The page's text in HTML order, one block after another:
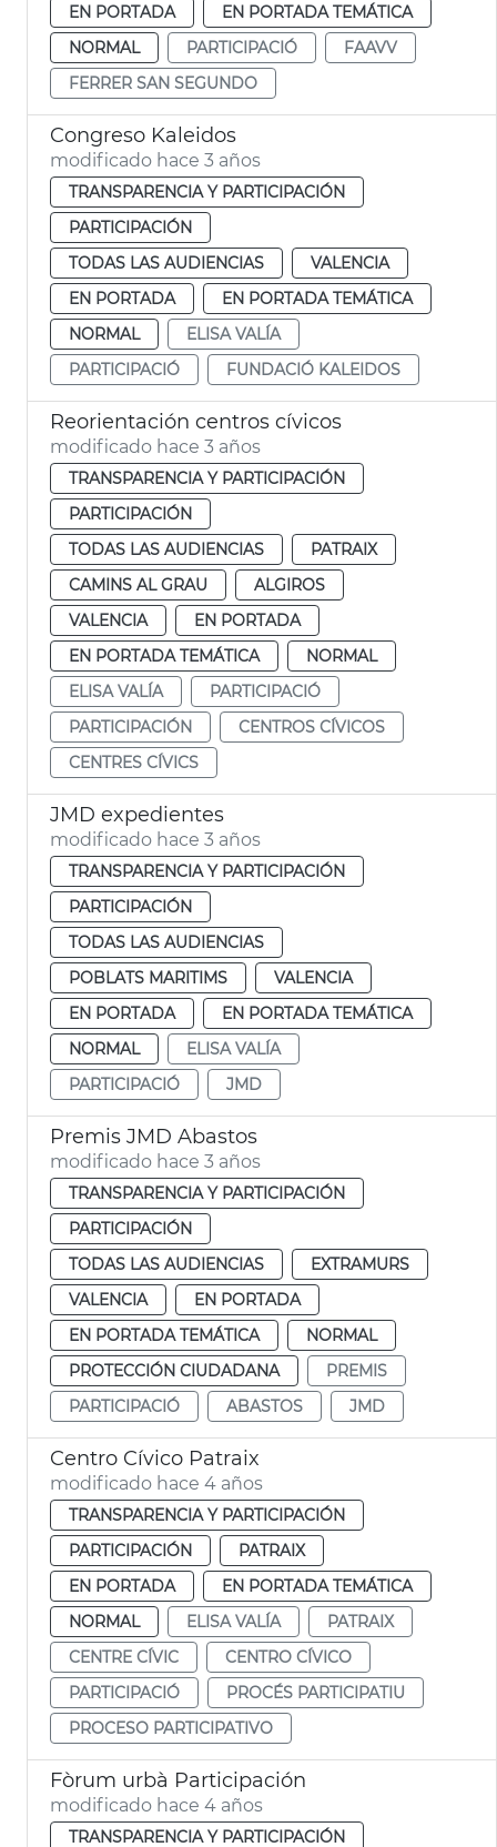
EN PORTADA
EN PORTADA TEMÁTICA
NORMAL
PARTICIPACIÓ
FAAVV
FERRER SAN SEGUNDO
Congreso Kaleidos
modificado hace 3 años
TRANSPARENCIA Y PARTICIPACIÓN
PARTICIPACIÓN
TODAS LAS AUDIENCIAS
VALENCIA
EN PORTADA
EN PORTADA TEMÁTICA
NORMAL
ELISA VALÍA
PARTICIPACIÓ
FUNDACIÓ KALEIDOS
Reorientación centros cívicos
modificado hace 3 años
TRANSPARENCIA Y PARTICIPACIÓN
PARTICIPACIÓN
TODAS LAS AUDIENCIAS
PATRAIX
CAMINS AL GRAU
ALGIROS
VALENCIA
EN PORTADA
EN PORTADA TEMÁTICA
NORMAL
ELISA VALÍA
PARTICIPACIÓ
PARTICIPACIÓN
CENTROS CÍVICOS
CENTRES CÍVICS
JMD expedientes
modificado hace 3 años
TRANSPARENCIA Y PARTICIPACIÓN
PARTICIPACIÓN
TODAS LAS AUDIENCIAS
POBLATS MARITIMS
VALENCIA
EN PORTADA
EN PORTADA TEMÁTICA
NORMAL
ELISA VALÍA
PARTICIPACIÓ
JMD
Premis JMD Abastos
modificado hace 3 años
TRANSPARENCIA Y PARTICIPACIÓN
PARTICIPACIÓN
TODAS LAS AUDIENCIAS
EXTRAMURS
VALENCIA
EN PORTADA
EN PORTADA TEMÁTICA
NORMAL
PROTECCIÓN CIUDADANA
PREMIS
PARTICIPACIÓ
ABASTOS JMD
Centro Cívico Patraix
modificado hace 4 años
TRANSPARENCIA Y PARTICIPACIÓN
PARTICIPACIÓN
PATRAIX
EN PORTADA
EN PORTADA TEMÁTICA
NORMAL
ELISA VALÍA
PATRAIX
CENTRE CÍVIC
CENTRO CÍVICO
PARTICIPACIÓ
PROCÉS PARTICIPATIU
PROCESO PARTICIPATIVO
Fòrum urbà Participación
modificado hace 4 años
TRANSPARENCIA Y PARTICIPACIÓN